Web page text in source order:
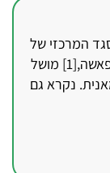
המרכזי של
עכו, שנבנה ב-1781 בידי אחמד אל-ג'זאר פאשה,[1] מושל
נקרא גם